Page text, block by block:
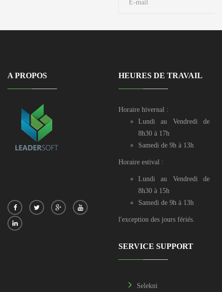
A PROPOS HEURES DE TRAVAIL
Horaire hivernal :
Lundi au Vendredi de
8h30 à 17h
Samedi de 9h à 13h
Horaire estival :
Lundi au Vendredi de
8h30 à 15h
Samedi de 9h à 13h
l'exception des jours fériés.
SERVICE SUPPORT
Selekni